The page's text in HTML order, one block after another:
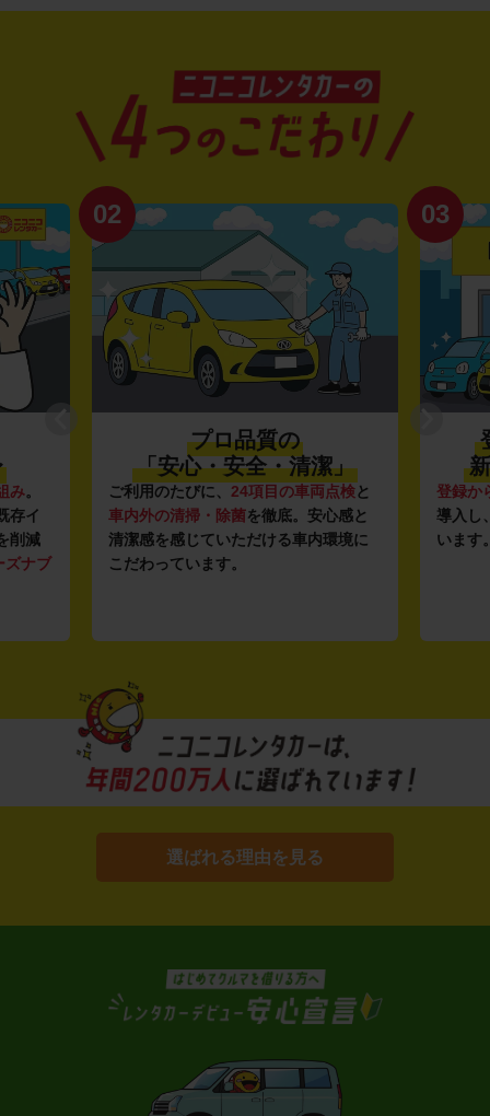
み。
存イ
削減
ズナブ
02
プロ品質の
「安心・安全・清潔」
ご利用のたびに、 24項目の車両点検と
車内外の清掃・除菌を徹底。安心感と
清潔感を感じていただける車内環境に
こだわっています。
03
登録か
導入し
います
選ばれる理由を見る